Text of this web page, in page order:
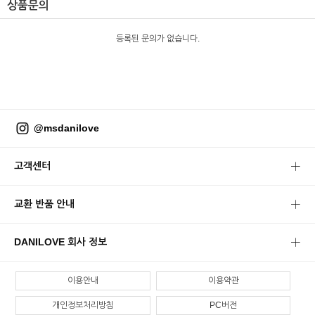
상품문의
등록된 문의가 없습니다.
@msdanilove
고객센터
교환 반품 안내
DANILOVE 회사 정보
이용안내 이용약관
개인정보처리방침 PC버전